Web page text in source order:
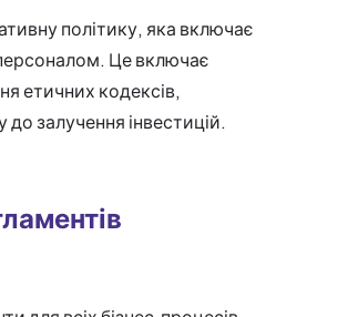
політику, яка включає
Це включає
етичних кодексів,
до залучення інвестицій.